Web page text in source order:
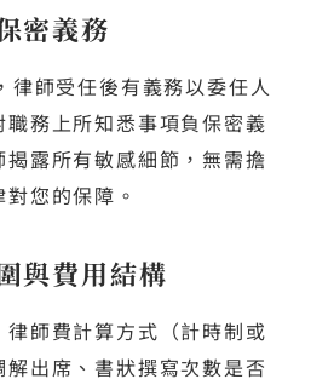
密義務
律師受任後有義務以委任人
務上所知悉事項負保密義
露所有敏感細節，無需擔
您的保障。
與費用結構
師費計算方式（計時制或
出席、書狀撰寫次數是否